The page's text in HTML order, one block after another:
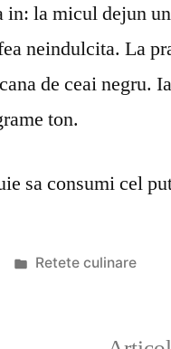
la micul dejun
neindulcita. La
de ceai negru.
ton.
sa consumi cel
Publicat
Retete culinare